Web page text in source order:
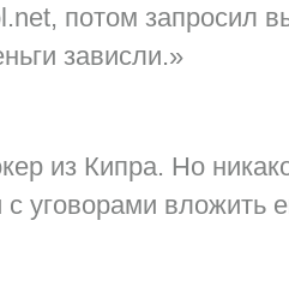
потом запросил
зависли.»
из Кипра. Но
с уговорами вложить